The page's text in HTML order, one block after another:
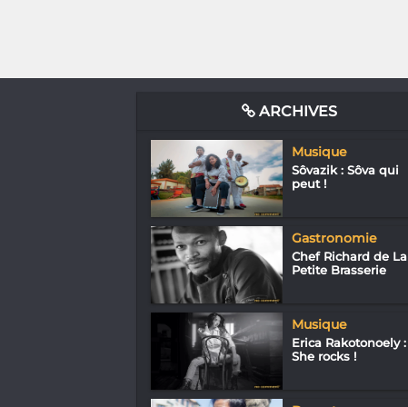
ARCHIVES
Musique
Sôvazik : Sôva qui
peut !
Gastronomie
Chef Richard de La
Petite Brasserie
Musique
Erica Rakotonoely :
She rocks !